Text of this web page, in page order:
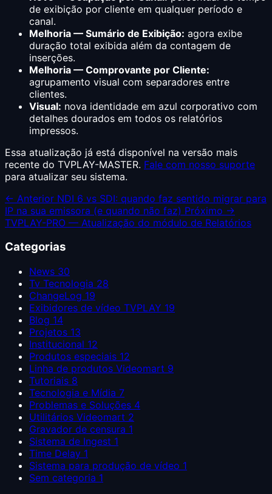
de exibição por cliente em qualquer período e
canal.
Melhoria — Sumário de Exibição: agora exibe
duração total exibida além da contagem de
inserções.
Melhoria — Comprovante por Cliente:
agrupamento visual com separadores entre
clientes.
Visual: nova identidade em azul corporativo com
detalhes dourados em todos os relatórios
impressos.
Essa atualização já está disponível na versão mais
recente do TVPLAY-MASTER. Fale com nosso suporte
para atualizar seu sistema.
← Anterior NDI 6 vs SDI: quando faz sentido migrar para
IP na sua emissora (e quando não faz) Próximo →
TVPLAY-PRO — Atualização do módulo de Relatórios
Categorias
News 30
Tv Tecnologia 28
ChangeLog 19
Exibidores de vídeo TVPLAY 19
Blog 14
Projetos 13
Institucional 12
Produtos especiais 12
Linha de produtos Videomart 9
Tutoriais 8
Tecnologia e Mídia 7
Problemas e Soluções 4
Utilitários Videomart 2
Gravador de censura 1
Sistema de Ingest 1
Time Delay 1
Sistema para produção de vídeo 1
Sem categoria 1